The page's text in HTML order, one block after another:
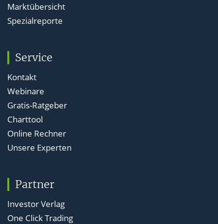
Marktübersicht
Spezialreporte
Service
Kontakt
Webinare
Gratis-Ratgeber
Charttool
Online Rechner
Unsere Experten
Partner
Investor Verlag
One Click Trading